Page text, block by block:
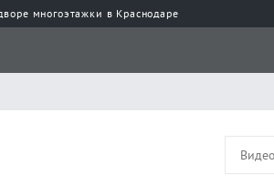
многоэтажки в Краснодаре